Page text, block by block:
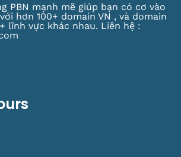
PBN mạnh mẽ giúp bạn có cơ vào
hơn 100+ domain VN , và domain
lĩnh vực khác nhau. Liên hệ :